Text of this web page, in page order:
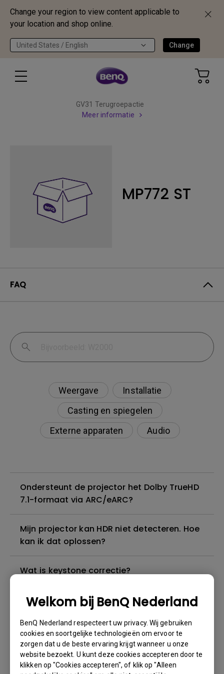
Change your region to view content applicable to
your location and shop online.
United States / English Change
Welkom bij BenQ Nederland
BenQ Nederland respecteert uw privacy. Wij gebruiken
cookies en soortgelijke technologieën om ervoor te
zorgen dat u de beste ervaring krijgt wanneer u onze
website bezoekt. U kunt deze cookies accepteren door te
klikken op "Cookies accepteren", of klik op "Alleen
GV31 Terugroepactie
Meer informatie
MP772 ST
FAQ
Weergave
Installatie
Casting en spiegelen
Externe apparaten
Audio
Ondersteunt de projector het Dolby TrueHD
7.1-formaat via ARC/eARC?
Mijn projector kan HDR niet detecteren. Hoe
kan ik dat oplossen?
Wat is keystone correctie?
Ik kan geluid horen, maar het scherm wordt
altijd zwart wanneer ik mijn mobiele
apparaat met een kabel of adapter op de
projector aansluit en inhoud van Netflix,
Disney+, Hulu en andere probeer te
streamen. Hoe kan ik dit oplossen?